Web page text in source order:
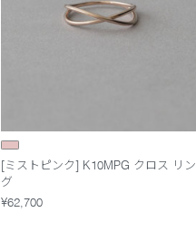
[ミストピンク] K10MPG クロス リン
グ
¥62,700